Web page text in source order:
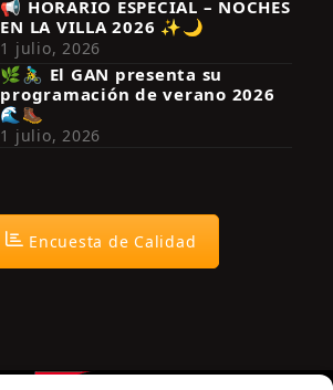
Síguenos en Instagram
📢 HORARIO ESPECIAL – NOCHES
EN LA VILLA 2026 ✨🌙
1 julio, 2026
🌿🚴‍♂️ El GAN presenta su
programación de verano 2026
🌊🥾
1 julio, 2026
Encuesta de Calidad